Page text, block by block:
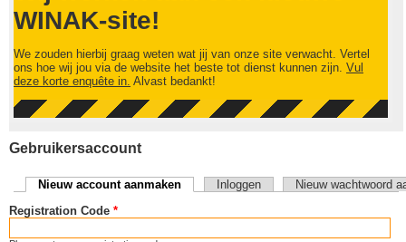
WINAK-site!
We zouden hierbij graag weten wat jij van onze site verwacht. Vertel
ons hoe wij jou via de website het beste tot dienst kunnen zijn. Vul
deze korte enquête in. Alvast bedankt!
Gebruikersaccount
Primaire tabs
Nieuw account aanmaken (actieve tabblad)
Inloggen
Nieuw wachtwoord
Registration Code *